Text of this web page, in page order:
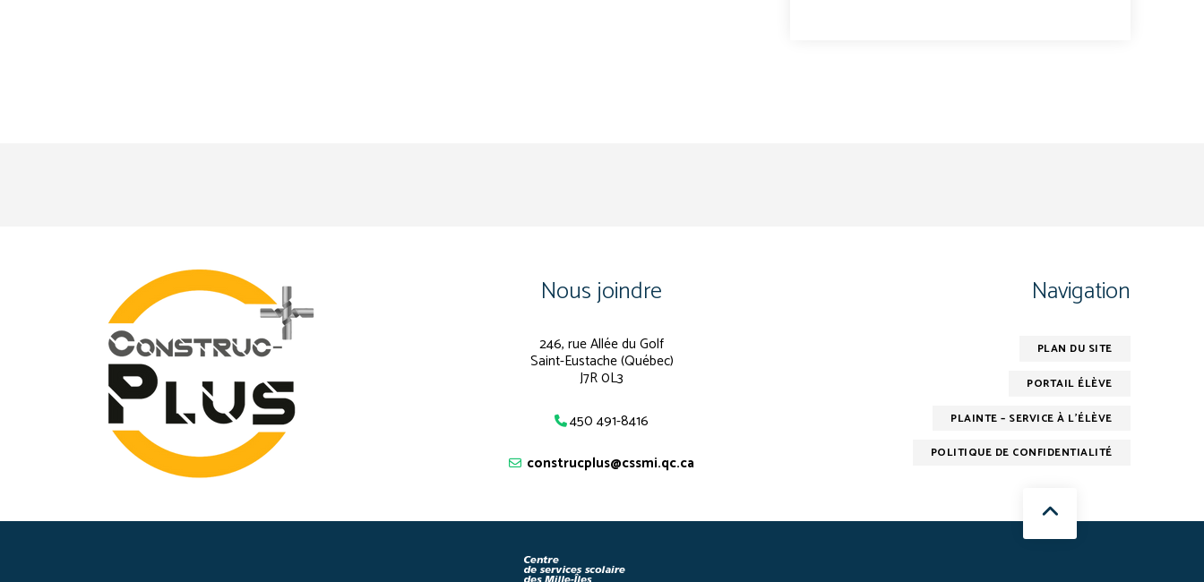
Nous joindre
246, rue Allée du Golf
Saint-Eustache (Québec)
J7R 0L3
450 491-8416
construcplus@cssmi.qc.ca
Navigation
PLAN DU SITE
PORTAIL ÉLÈVE
PLAINTE – SERVICE À L’ÉLÈVE
POLITIQUE DE CONFIDENTIALITÉ